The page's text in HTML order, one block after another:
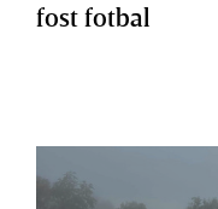
fost fotbal